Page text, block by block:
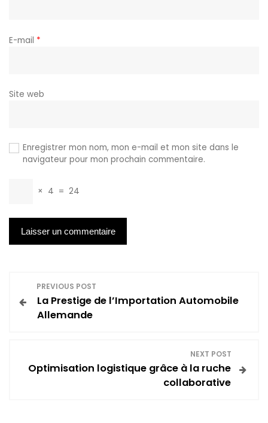
E-mail *
Site web
Enregistrer mon nom, mon e-mail et mon site dans le
navigateur pour mon prochain commentaire.
× 4 = 24
a
PREVIOUS POST
La Prestige de l’Importation Automobile
Allemande
NEXT POST
Optimisation logistique grâce à la ruche
collaborative